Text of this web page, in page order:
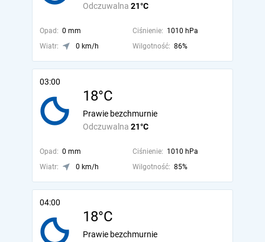
Odczuwalna 21°C
Opad: 0 mm Ciśnienie: 1010 hPa
Wiatr:
0 km/h Wilgotność: 86%
03:00
18°C
Odczuwalna 21°C
Prawie bezchmurnie
Opad: 0 mm Ciśnienie: 1010 hPa
Wiatr:
0 km/h Wilgotność: 85%
04:00
18°C
Prawie bezchmurnie